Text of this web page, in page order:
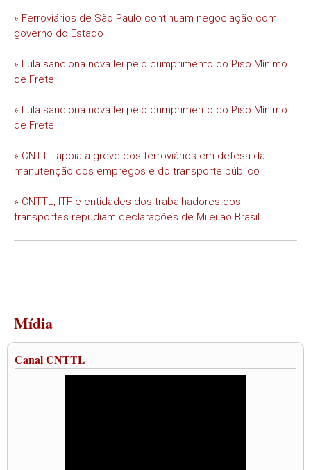
» Ferroviários de São Paulo continuam negociação com
governo do Estado
» Lula sanciona nova lei pelo cumprimento do Piso Mínimo
de Frete
» Lula sanciona nova lei pelo cumprimento do Piso Mínimo
de Frete
» CNTTL apoia a greve dos ferroviários em defesa da
manutenção dos empregos e do transporte público
» CNTTL, ITF e entidades dos trabalhadores dos
transportes repudiam declarações de Milei ao Brasil
Mídia
Canal CNTTL